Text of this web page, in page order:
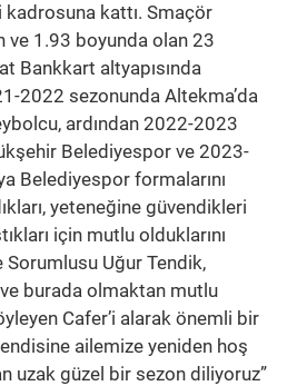
kadrosuna kattı. Smaçör
ve 1.93 boyunda olan 23
Bankkart altyapısında
2022 sezonunda Altekma’da
ardından 2022-2023
Belediyespor ve 2023-
Belediyespor formalarını
yeteneğine güvendikleri
için mutlu olduklarını
Uğur Tendik,
ve burada olmaktan mutlu
Cafer’i alarak önemli bir
ailemize yeniden hoş
uzak güzel bir sezon diliyoruz”